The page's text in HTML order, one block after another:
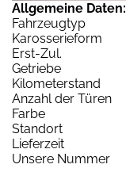
Allgemeine Daten:
Fahrzeugtyp
Karosserieform
Erst-Zul.
Getriebe
Kilometerstand
Anzahl der Türen
Farbe
Standort
Lieferzeit
Unsere Nummer